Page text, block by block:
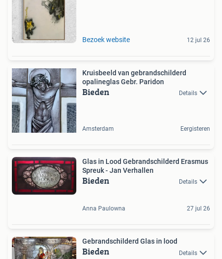
Bezoek website 12 jul 26
Kruisbeeld van gebrandschilderd
opalineglas Gebr. Paridon
Bieden Details
Amsterdam Eergisteren
Glas in Lood Gebrandschilderd Erasmus
Spreuk - Jan Verhallen
Bieden Details
Anna Paulowna 27 jul 26
Gebrandschilderd Glas in lood
Bieden Details